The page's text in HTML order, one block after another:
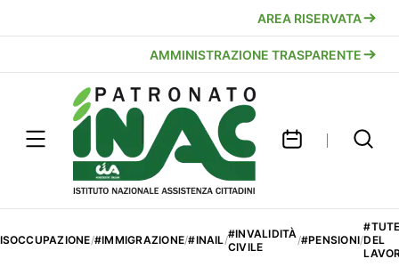
AREA RISERVATA
AMMINISTRAZIONE TRASPARENTE
/#IMMIGRAZIONE/#INAIL/#INVALIDITÀ
CIVILE
/#PENSIONI/DEL